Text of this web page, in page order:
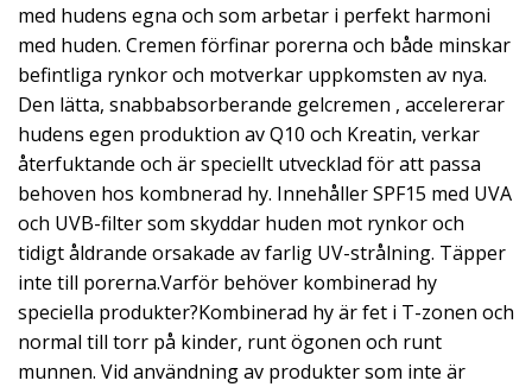
med hudens egna och som arbetar i perfekt harmoni
med huden. Cremen förfinar porerna och både minskar
befintliga rynkor och motverkar uppkomsten av nya.
Den lätta, snabbabsorberande gelcremen , accelererar
hudens egen produktion av Q10 och Kreatin, verkar
återfuktande och är speciellt utvecklad för att passa
behoven hos kombnerad hy. Innehåller SPF15 med UVA
och UVB-filter som skyddar huden mot rynkor och
tidigt åldrande orsakade av farlig UV-strålning. Täpper
inte till porerna.Varför behöver kombinerad hy
speciella produkter?Kombinerad hy är fet i T-zonen och
normal till torr på kinder, runt ögonen och runt
munnen. Vid användning av produkter som inte är